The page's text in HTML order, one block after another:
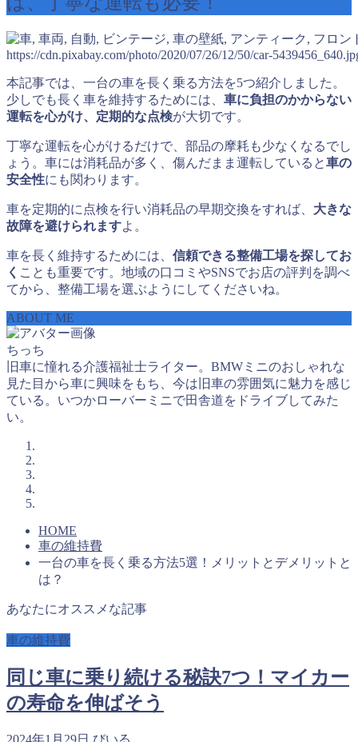
https://cdn.pixabay.com/photo/2020/07/26/12/50/car-
本記事では、一台の車を長く乗る方法を5つ紹介しました。
少しでも長く車を維持するためには、 車に負担のかからない
運転を心がけ、定期的な点検が大切です。
丁寧な運転を心がけるだけで、部品の摩耗も少なくなるでし
ょう。車には消耗品が多く、傷んだまま運転していると車の
安全性にも関わります。
車を定期的に点検を行い消耗品の早期交換をすれば、 大きな
故障を避けられますよ。
車を長く維持するためには、 信頼できる整備工場を探してお
く ことも重要です。地域の口コミやSNSでお店の評判を調べ
てから、整備工場を選ぶようにしてくださいね。
ABOUT ME
ちっち
旧車に憧れる介護福祉士ライター。BMWミニのおしゃれな
見た目から車に興味をもち、今は旧車の雰囲気に魅力を感じ
ている。いつかローバーミニで田舎道をドライブしてみた
い。
HOME
車の維持費
一台の車を長く乗る方法5選！メリットとデメリットと
は？
あなたにオススメな記事
車の維持費
同じ車に乗り続ける秘訣7つ！マイカー
の寿命を伸ばそう